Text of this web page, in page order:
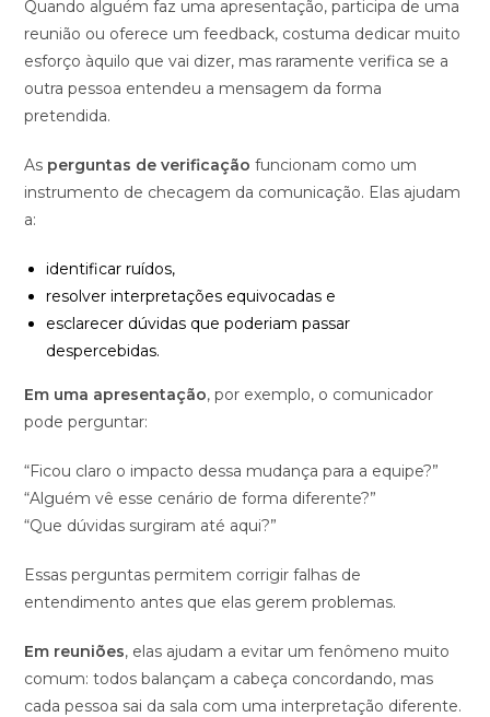
Quando alguém faz uma apresentação, participa de uma
reunião ou oferece um feedback, costuma dedicar muito
esforço àquilo que vai dizer, mas raramente verifica se a
outra pessoa entendeu a mensagem da forma
pretendida.
As perguntas de verificação funcionam como um
instrumento de checagem da comunicação. Elas ajudam
a:
identificar ruídos,
resolver interpretações equivocadas e
esclarecer dúvidas que poderiam passar
despercebidas.
Em uma apresentação, por exemplo, o comunicador
pode perguntar:
“Ficou claro o impacto dessa mudança para a equipe?”
“Alguém vê esse cenário de forma diferente?”
“Que dúvidas surgiram até aqui?”
Essas perguntas permitem corrigir falhas de
entendimento antes que elas gerem problemas.
Em reuniões, elas ajudam a evitar um fenômeno muito
comum: todos balançam a cabeça concordando, mas
cada pessoa sai da sala com uma interpretação diferente.